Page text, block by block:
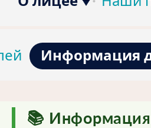
Информация
📚